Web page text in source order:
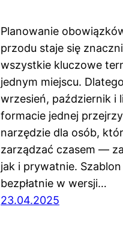
Planowanie
przodu staje się
wszystkie kluczowe
jednym miejscu.
wrzesień, październik i
formacie jednej
narzędzie dla osób,
zarządzać czasem —
jak i prywatnie.
bezpłatnie w wersji…
23.04.2025